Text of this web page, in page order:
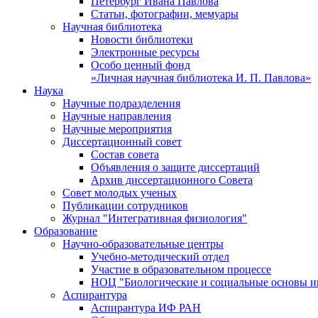
Статьи, фотографии, мемуары
Научная библиотека
Новости библиотеки
Электронные ресурсы
Особо ценный фонд
«Личная научная библиотека И. П. Павлова»
Наука
Научные подразделения
Научные направления
Научные мероприятия
Диссертационный совет
Состав совета
Объявления о защите диссертаций
Архив диссертационного Совета
Совет молодых ученых
Публикации сотрудников
Журнал "Интегративная физиология"
Образование
Научно-образовательные центры
Учебно-методический отдел
Участие в образовательном процессе
НОЦ "Биологические и социальные основы
Аспирантура
Аспирантура ИФ РАН